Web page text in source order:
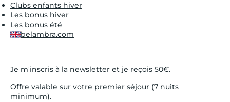
Clubs enfants hiver
Les bonus hiver
Les bonus été
belambra.com
Je m'inscris à la newsletter et je reçois 50€.
Offre valable sur votre premier séjour (7 nuits
minimum).